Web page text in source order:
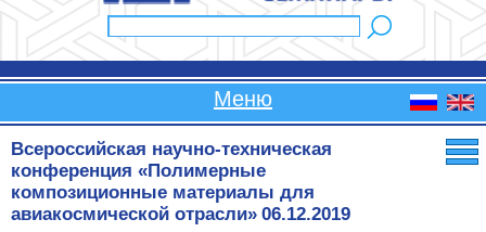
Форма поиска
Меню
Всероссийская научно-техническая
конференция «Полимерные
композиционные материалы для
авиакосмической отрасли» 06.12.2019